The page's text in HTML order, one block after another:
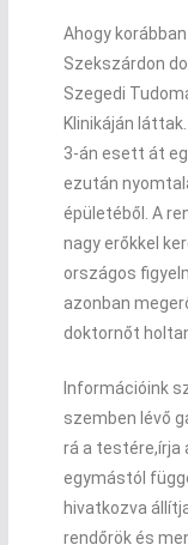
Ahogy
Szekszárdon
Szegedi
Klinikáján
3-án esett át
ezután
épületéből. A
nagy erőkkel
országos
azonban
doktornőt
Információink
szemben lévő
rá a testére,írja
egymástól
hivatkozva
rendőrök és